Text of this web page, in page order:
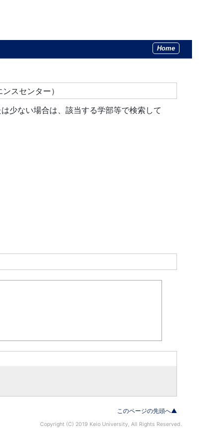
Home
スセンター）
少ない場合は、該当する学部等で検索して
このページの先頭へ▲
Copyright (C) 2019 Keio University, All Rights Reserved.